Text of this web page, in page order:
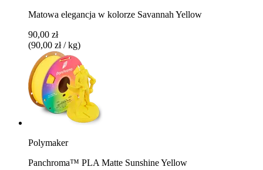
Matowa elegancja w kolorze Savannah Yellow
90,00 zł
(90,00 zł / kg)
Polymaker
Panchroma™ PLA Matte Sunshine Yellow